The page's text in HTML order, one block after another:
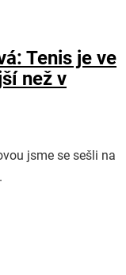
Tenis je ve
než v
jsme se sešli na